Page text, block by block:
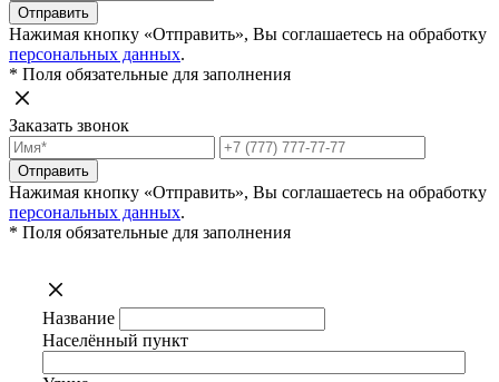
Отправить
Нажимая кнопку «Отправить», Вы соглашаетесь на обработку
персональных данных.
* Поля обязательные для заполнения
Заказать звонок
Отправить
Нажимая кнопку «Отправить», Вы соглашаетесь на обработку
персональных данных.
* Поля обязательные для заполнения
Название
Населённый пункт